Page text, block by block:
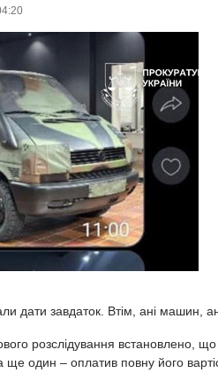
дати завдаток. Втім, ані машин,
розслідування встановлено,
ще один – оплатив повну його